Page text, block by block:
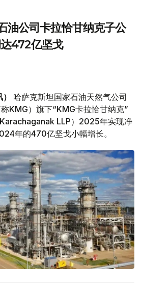
油公司卡拉恰甘纳克子公
472亿坚戈
哈萨克斯坦国家石油天然气公司
KMG）旗下“KMG卡拉恰甘纳克”
LLP）2025年实现净
年的470亿坚戈小幅增长。